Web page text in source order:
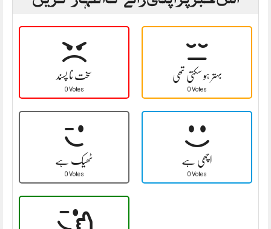
سخت نا پسند
0 Votes
بہتر ہو سکتی تھی
0 Votes
ٹھیک ہے
0 Votes
اچھی ہے
0 Votes